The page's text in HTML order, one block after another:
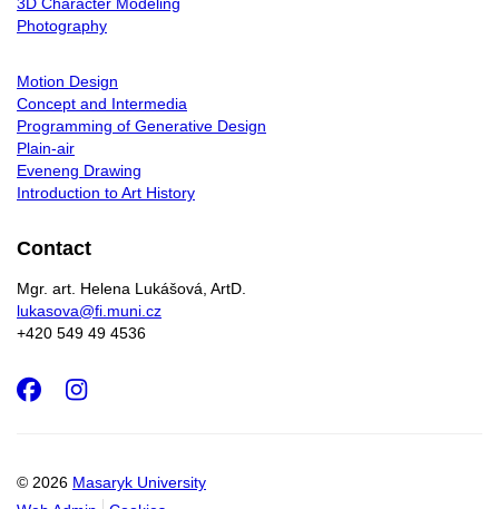
3D Character Modeling
Photography
Motion Design
Concept and Intermedia
Programming of Generative Design
Plain-air
Eveneng Drawing
Introduction to Art History
Contact
Mgr. art. Helena Lukášová, ArtD.
lukasova@fi.muni.cz
+420 549 49 4536
© 2026 Masaryk University
Facebook
Instagram